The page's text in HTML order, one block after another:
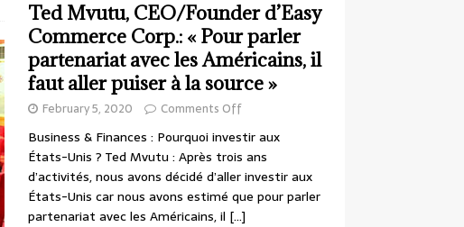
Ted Mvutu, CEO/Founder d’Easy
Commerce Corp.: « Pour parler
partenariat avec les Américains, il
faut aller puiser à la source »
February 5, 2020 Comments Off
Business & Finances : Pourquoi investir aux
États-Unis ? Ted Mvutu : Après trois ans
d’activités, nous avons décidé d’aller investir aux
États-Unis car nous avons estimé que pour parler
partenariat avec les Américains, il […]